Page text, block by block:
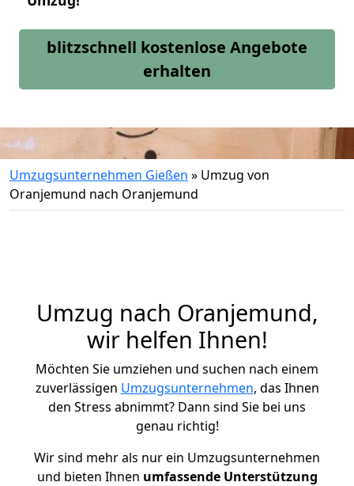
blitzschnell kostenlose Angebote
erhalten
Umzugsunternehmen Gießen » Umzug von
Oranjemund nach Oranjemund
Umzug nach Oranjemund,
wir helfen Ihnen!
Möchten Sie umziehen und suchen nach einem
zuverlässigen Umzugsunternehmen, das Ihnen
den Stress abnimmt? Dann sind Sie bei uns
genau richtig!
Wir sind mehr als nur ein Umzugsunternehmen
und bieten Ihnen umfassende Unterstützung